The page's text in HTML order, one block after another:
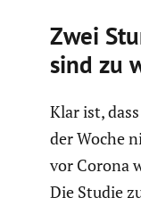
Zwei
sind zu
Klar ist,
der Woche
vor Corona
Die Studie